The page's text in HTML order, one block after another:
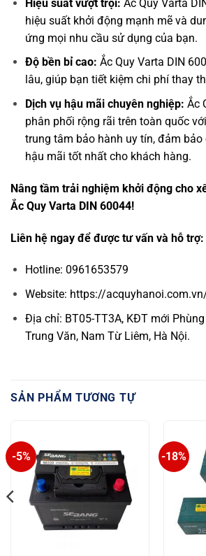
Hiệu suất vượt trội: Ắc Quy Varta
hiệu suất khởi động mạnh mẽ và
ứng mọi nhu cầu sử dụng của bạn.
Độ bền bỉ cao: Ắc Quy Varta DIN
lâu, giúp bạn tiết kiệm chi phí thay
Dịch vụ hậu mãi chuyên nghiệp: Ắc
phân phối rộng rãi trên toàn quốc
trung tâm bảo hành uy tín, đảm bảo
hậu mãi tốt nhất cho khách hàng.
Nâng tầm trải nghiệm khởi động cho
Ắc Quy Varta DIN 60044!
Liên hệ ngay để được tư vấn và hỗ trợ:
Hotline: 0961653579
Website: https://
Địa chỉ: BT05-TT3A, KĐT mới
Trung Văn, Nam Từ Liêm, Hà Nội.
SẢN PHẨM TƯƠNG TỰ
-5% -18%